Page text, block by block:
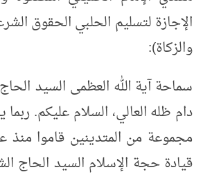
الإجازة لتسليم الحلبي الحقوق
والزكاة):
سماحة آية الله العظمى السيد
دام ظله العالي، السلام عليكم.
مجموعة من المتدينين قاموا
قيادة حجة الإسلام السيد الحاج